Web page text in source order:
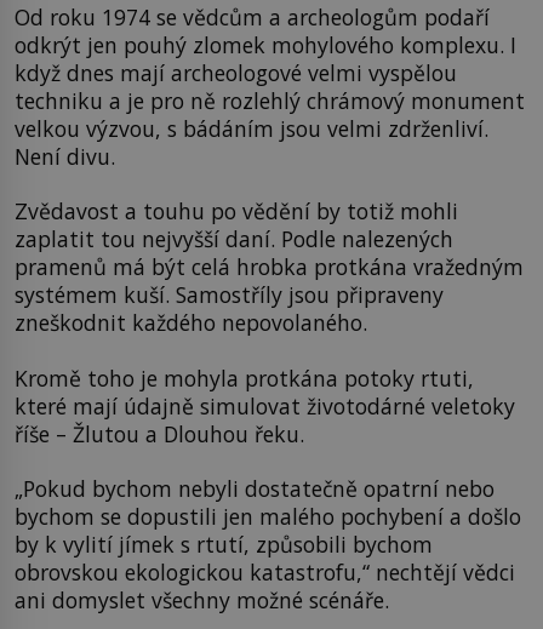
Od roku 1974 se vědcům a archeologům podaří
odkrýt jen pouhý zlomek mohylového komplexu. I
když dnes mají archeologové velmi vyspělou
techniku a je pro ně rozlehlý chrámový monument
velkou výzvou, s bádáním jsou velmi zdrženliví.
Není divu.
Zvědavost a touhu po vědění by totiž mohli
zaplatit tou nejvyšší daní. Podle nalezených
pramenů má být celá hrobka protkána vražedným
systémem kuší. Samostříly jsou připraveny
zneškodnit každého nepovolaného.
Kromě toho je mohyla protkána potoky rtuti,
které mají údajně simulovat životodárné veletoky
říše – Žlutou a Dlouhou řeku.
„Pokud bychom nebyli dostatečně opatrní nebo
bychom se dopustili jen malého pochybení a došlo
by k vylití jímek s rtutí, způsobili bychom
obrovskou ekologickou katastrofu,“ nechtějí vědci
ani domyslet všechny možné scénáře.